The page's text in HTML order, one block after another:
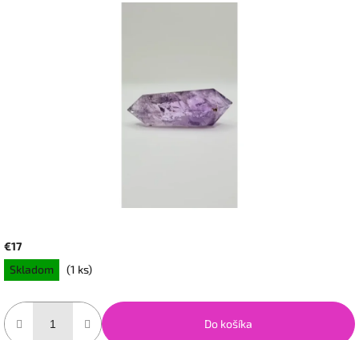
€17
Jednotková
cena:
Skladom (1 ks)
Do košíka